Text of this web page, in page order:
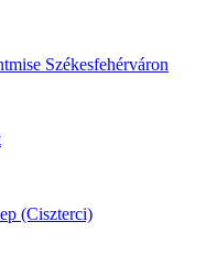
Székesfehérváron
(Ciszterci)